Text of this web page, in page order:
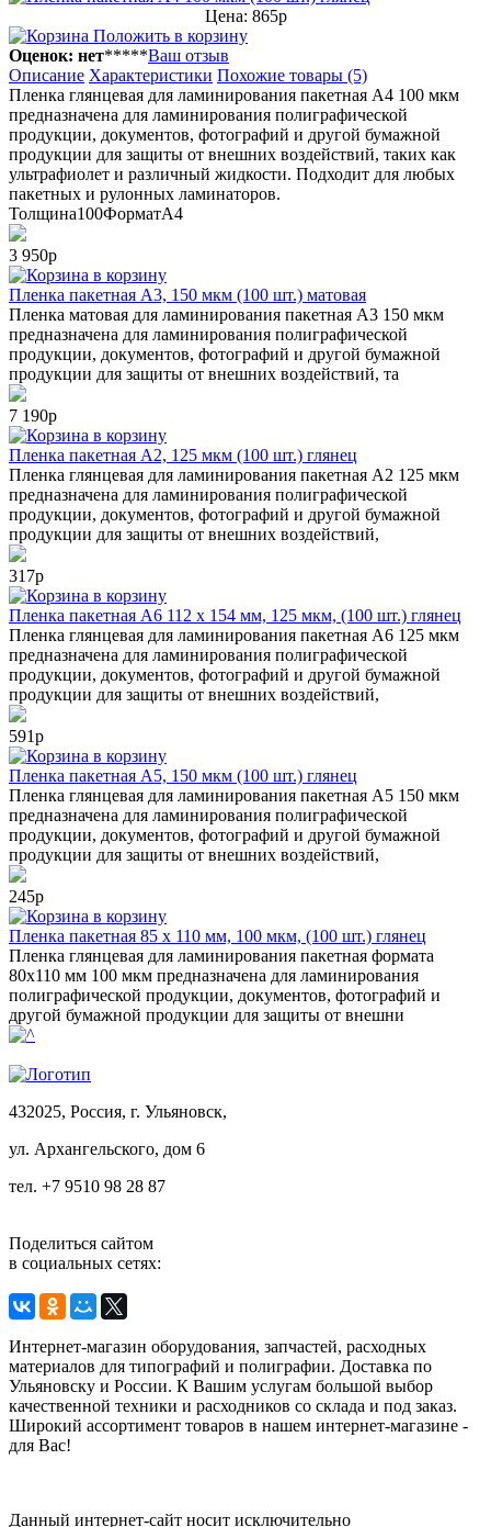
Цена: 865р
Положить в корзину
Оценок: нет*****Ваш отзыв
Описание Характеристики Похожие товары (5)
Пленка глянцевая для ламинирования пакетная А4 100 мкм
предназначена для ламинирования полиграфической
продукции, документов, фотографий и другой бумажной
продукции для защиты от внешних воздействий, таких как
ультрафиолет и различный жидкости. Подходит для любых
пакетных и рулонных ламинаторов.
Толщина100ФорматА4
3 950р
в корзину
Пленка пакетная А3, 150 мкм (100 шт.) матовая
Пленка матовая для ламинирования пакетная А3 150 мкм
предназначена для ламинирования полиграфической
продукции, документов, фотографий и другой бумажной
продукции для защиты от внешних воздействий, та
7 190р
в корзину
Пленка пакетная А2, 125 мкм (100 шт.) глянец
Пленка глянцевая для ламинирования пакетная А2 125 мкм
предназначена для ламинирования полиграфической
продукции, документов, фотографий и другой бумажной
продукции для защиты от внешних воздействий,
317р
в корзину
Пленка пакетная А6 112 х 154 мм, 125 мкм, (100 шт.) глянец
Пленка глянцевая для ламинирования пакетная А6 125 мкм
предназначена для ламинирования полиграфической
продукции, документов, фотографий и другой бумажной
продукции для защиты от внешних воздействий,
591р
в корзину
Пленка пакетная А5, 150 мкм (100 шт.) глянец
Пленка глянцевая для ламинирования пакетная А5 150 мкм
предназначена для ламинирования полиграфической
продукции, документов, фотографий и другой бумажной
продукции для защиты от внешних воздействий,
245р
в корзину
Пленка пакетная 85 х 110 мм, 100 мкм, (100 шт.) глянец
Пленка глянцевая для ламинирования пакетная формата
80х110 мм 100 мкм предназначена для ламинирования
полиграфической продукции, документов, фотографий и
другой бумажной продукции для защиты от внешни
432025, Россия, г. Ульяновск,
ул. Архангельского, дом 6
тел. +7 9510 98 28 87
Поделиться сайтом
в социальных сетях:
Интернет-магазин оборудования, запчастей, расходных
материалов для типографий и полиграфии. Доставка по
Ульяновску и России. К Вашим услугам большой выбор
качественной техники и расходников со склада и под заказ.
Широкий ассортимент товаров в нашем интернет-магазине -
для Вас!
Данный интернет-сайт носит исключительно